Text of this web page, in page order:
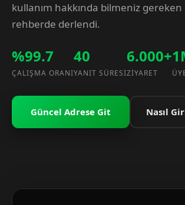
kullanım hakkında bilmeniz
rehberde derlendi.
%99.7
ÇALIŞMA ORANI
40
YANIT SÜRESI
6.000+
ZIYARET
Güncel Adrese Git Nasıl